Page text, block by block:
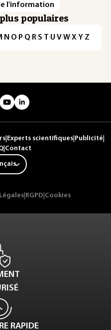
l'information
populaires
· N ·O· P·Q· R·S·T·U·V·W·X·Y·Z
Experts scientifiques Publicité
| Contact
RGPD Cookies
RAPIDE